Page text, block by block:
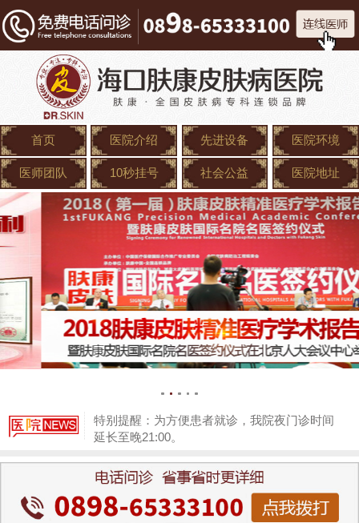
首页 医院介绍 先进设备 医院环境
医师团队 10秒挂号 社会公益 医院地址
特别提醒：为方便患者就诊，我院夜门诊时间
延长至晚21:00。